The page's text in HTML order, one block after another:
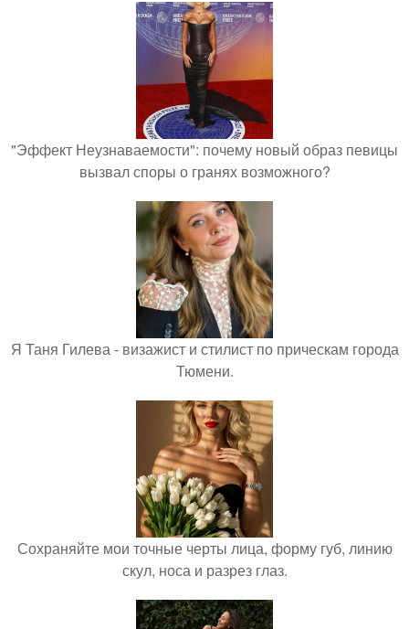
"Эффект Неузнаваемости": почему новый образ певицы
вызвал споры о гранях возможного?
Я Таня Гилева - визажист и стилист по прическам города
Тюмени.
Сохраняйте мои точные черты лица, форму губ, линию
скул, носа и разрез глаз.